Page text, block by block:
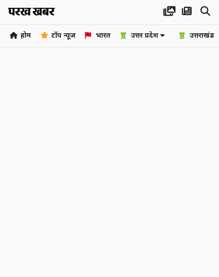
होम टॉप न्यूज भारत उत्तर प्रदेश उत्तराखंड